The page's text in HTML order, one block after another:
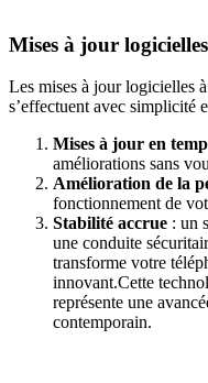
Mises à jour
Les mises à jour logicielles
s’effectuent avec simplicité
Mises à jour en
améliorations sans
Amélioration de la
fonctionnement de
Stabilité accrue : un
une conduite
transforme votre
innovant.Cette
représente une
contemporain.